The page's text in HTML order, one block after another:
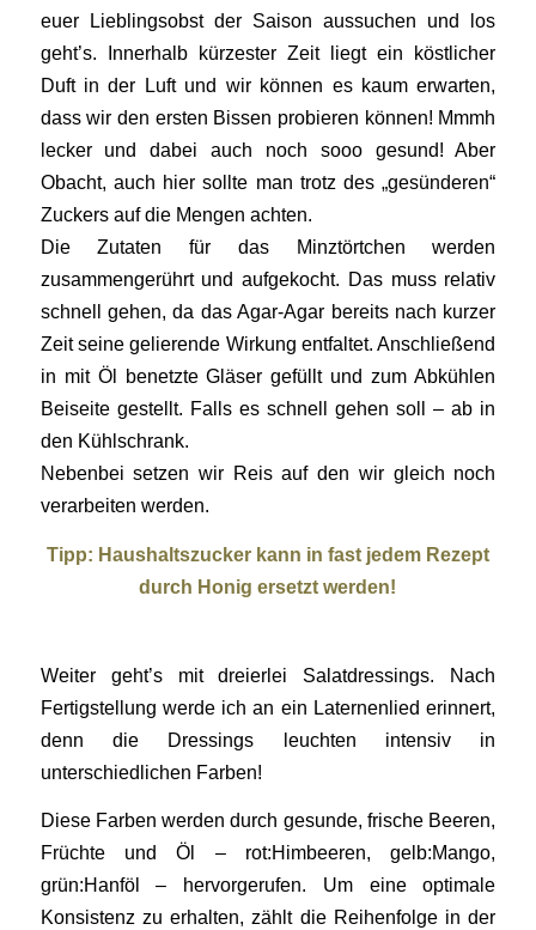
euer Lieblingsobst der Saison aussuchen und los
geht’s. Innerhalb kürzester Zeit liegt ein köstlicher
Duft in der Luft und wir können es kaum erwarten,
dass wir den ersten Bissen probieren können! Mmmh
lecker und dabei auch noch sooo gesund! Aber
Obacht, auch hier sollte man trotz des „gesünderen“
Zuckers auf die Mengen achten.
Die Zutaten für das Minztörtchen werden
zusammengerührt und aufgekocht. Das muss relativ
schnell gehen, da das Agar-Agar bereits nach kurzer
Zeit seine gelierende Wirkung entfaltet. Anschließend
in mit Öl benetzte Gläser gefüllt und zum Abkühlen
Beiseite gestellt. Falls es schnell gehen soll – ab in
den Kühlschrank.
Nebenbei setzen wir Reis auf den wir gleich noch
verarbeiten werden.
Tipp: Haushaltszucker kann in fast jedem Rezept
durch Honig ersetzt werden!
Weiter geht’s mit dreierlei Salatdressings. Nach
Fertigstellung werde ich an ein Laternenlied erinnert,
denn die Dressings leuchten intensiv in
unterschiedlichen Farben!
Diese Farben werden durch gesunde, frische Beeren,
Früchte und Öl – rot:Himbeeren, gelb:Mango,
grün:Hanföl – hervorgerufen. Um eine optimale
Konsistenz zu erhalten, zählt die Reihenfolge in der